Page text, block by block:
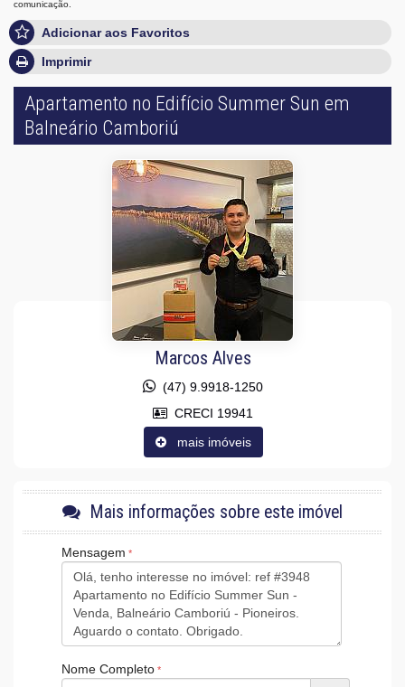
comunicação.
Adicionar aos Favoritos
Imprimir
Apartamento no Edifício Summer Sun em
Balneário Camboriú
Marcos Alves
(47) 9.9918-1250
CRECI 19941
mais imóveis
Mais informações sobre este imóvel
Mensagem
Nome Completo